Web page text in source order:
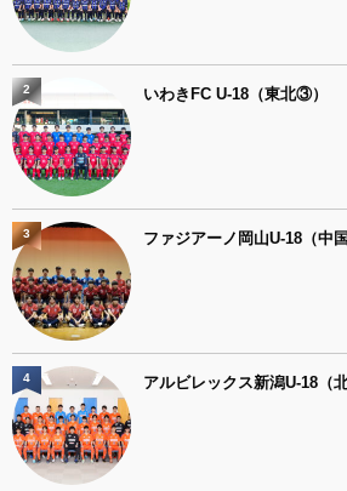
いわきFC U-18（東北③）
2
ファジアーノ岡山U-18（中
3
アルビレックス新潟U-18（
4